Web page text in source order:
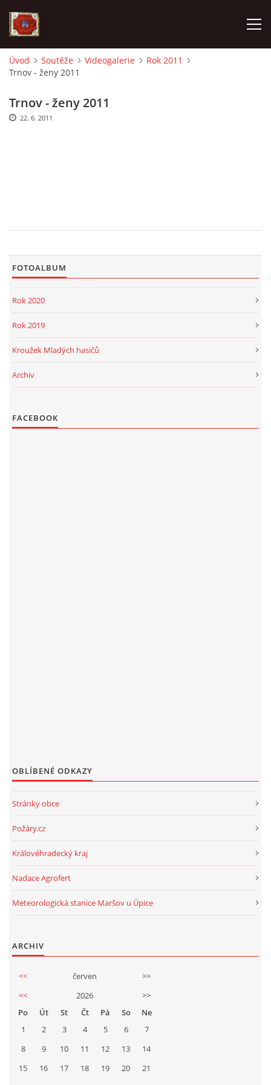
AKTUALITY
SDH HAVLOVICE
KONTAKT
PROJEKT DOPRAVNÍ AUTOMOBIL
Úvod Soutěže Videogalerie
Rok 2011
Trnov - ženy 2011
Trnov - ženy 2011
22. 6. 2011
FOTOALBUM
Rok 2020
Rok 2019
Kroužek Mladých hasičů
Archiv
FACEBOOK
OBLÍBENÉ ODKAZY
Stránky obce
Požáry.cz
Královéhradecký kraj
Nadace Agrofert
Meteorologická stanice Maršov u Úpice
ARCHIV
<< červen
>>
<<
2026
>>
Po
Út St Čt Pá So
Ne
1
2 3 4 5 6
7
8
9 10 11 12 13
14
15
16 17 18 19 20
21